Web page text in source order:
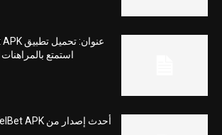
استمتع